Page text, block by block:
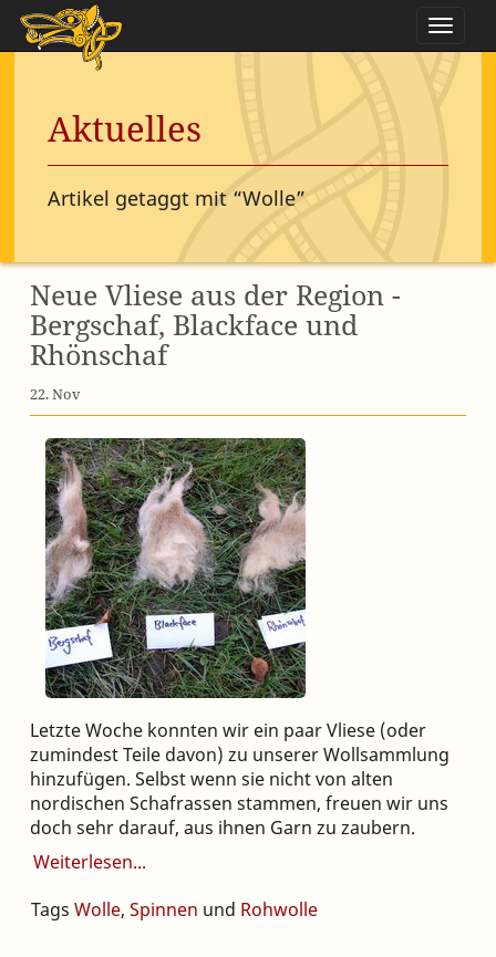
Aktuelles
Artikel getaggt mit “Wolle”
Neue Vliese aus der Region -
Bergschaf, Blackface und
Rhönschaf
22. Nov
Letzte Woche konnten wir ein paar Vliese (oder
zumindest Teile davon) zu unserer Wollsammlung
hinzufügen. Selbst wenn sie nicht von alten
nordischen Schafrassen stammen, freuen wir uns
doch sehr darauf, aus ihnen Garn zu zaubern.
Weiterlesen
Tags Wolle, Spinnen und Rohwolle